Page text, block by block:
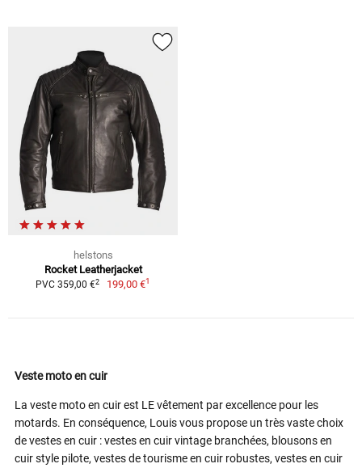
helstons
Rocket Leatherjacket
PVC 359,00 €2 199,00 €1
Veste moto en cuir
La veste moto en cuir est LE vêtement par excellence pour les
motards. En conséquence, Louis vous propose un très vaste choix
de vestes en cuir : vestes en cuir vintage branchées, blousons en
cuir style pilote, vestes de tourisme en cuir robustes, vestes en cuir